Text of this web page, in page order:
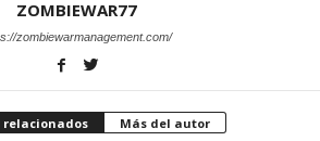
ZOMBIEWAR77
zombiewarmanagement.com/
Más del autor